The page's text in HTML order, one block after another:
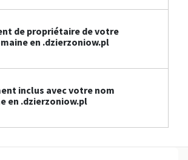
de propriétaire de votre
en .dzierzoniow.pl
inclus avec votre nom
en .dzierzoniow.pl